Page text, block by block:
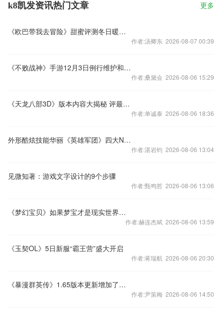
k8凯发资讯热门文章 更多
《欧巴带我去冒险》甜蜜评测冬日暖心之旅
作者:汤卿东 2026-08-07 00:39
《不败战神》手游12月3日例行维护和更新内容
作者:桑黛会 2026-08-06 15:29
《天龙八部3D》版本内容大揭秘 评最有趣改动
作者:单诚泰 2026-08-06 18:36
外形酷炫技能华丽《英雄军团》四大NPC揭秘
作者:湛岩钧 2026-08-06 13:04
见微知著：游戏文字设计的9个步骤
作者:甄鸣哲 2026-08-06 13:06
《梦幻宝贝》如果梦宝才是现实世界（上）
作者:赫连杰斌 2026-08-06 13:59
《玉契OL》5日新服“霸王营”盛大开启
作者:蒋瑞航 2026-08-06 20:30
《暴漫群英传》1.65版本更新增加了道具
作者:尹策梅 2026-08-06 14:50